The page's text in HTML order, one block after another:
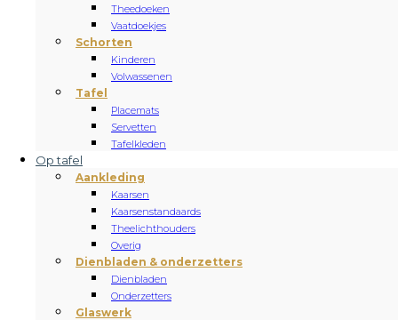
Theedoeken
Vaatdoekjes
Schorten
Kinderen
Volwassenen
Tafel
Placemats
Servetten
Tafelkleden
Op tafel
Aankleding
Kaarsen
Kaarsenstandaards
Theelichthouders
Overig
Dienbladen & onderzetters
Dienbladen
Onderzetters
Glaswerk